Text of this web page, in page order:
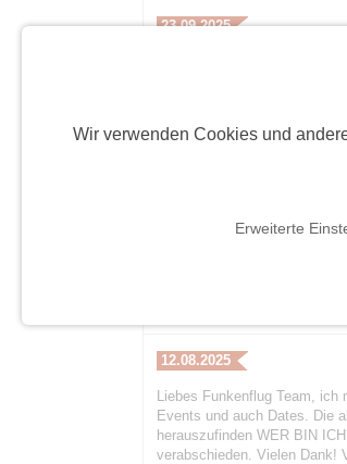
Wir verwenden Cookies und
Erweiterte
23.09.2025
Hallo liebes Team, mein
allem in meiner
knüpfe anderweitig sehr
um Verständnis, dass ich
weiterhin sehr viel Erfolg!!!
Hallo, vor über 7 Jahren hat
regelmäßig Doppelkopf
haben wir telefoniert, 2
Anziehungskraft war da.
12.08.2025
Liebes Funkenflug Team,
Events und auch Dates. Die
herauszufinden WER BIN
verabschieden. Vielen Dank!